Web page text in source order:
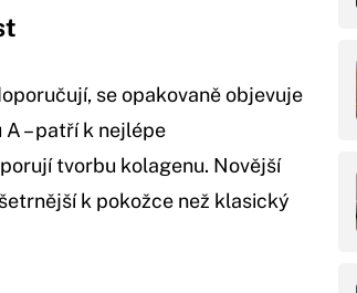
se opakovaně objevuje
– patří k nejlépe
tvorbu kolagenu. Novější
k pokožce než klasický